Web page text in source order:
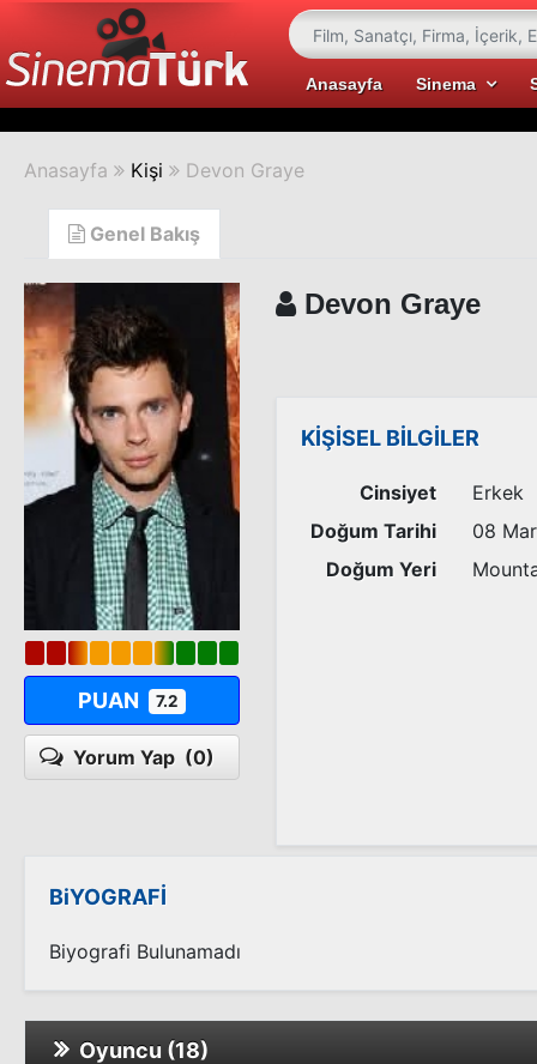
Anasayfa Sinema
Anasayfa Kişi Devon Graye
Genel Bakış
PUAN 7.2
Yorum Yap (0)
Devon Graye
KİŞİSEL BİLGİLER
Cinsiyet
Erkek
Doğum Tarihi
08
Doğum Yeri
BiYOGRAFİ
Biyografi Bulunamadı
Oyuncu (18)